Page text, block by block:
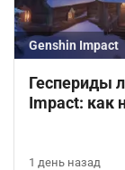
Genshin Impact
Геспериды
Impact: как
1 день назад